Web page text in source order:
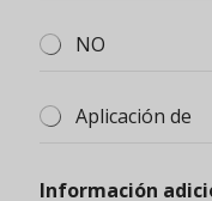
NO
Aplicación de
Información